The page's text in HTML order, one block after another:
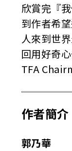
欣賞完『
到作者希
人來到世
回用好奇
TFA
作者簡介
郭乃華